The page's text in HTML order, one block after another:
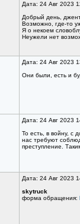
Дата: 24 Авг 2023
Добрый день,
Возможно, где-то
Я о некоем
Неужели нет
Дата: 24 Авг 2023
Они были, есть и
Дата: 24 Авг 2023
То есть, в войну, с
нас требуют
преступление.
Дата: 24 Авг 2023
skytruck
форма обращения: